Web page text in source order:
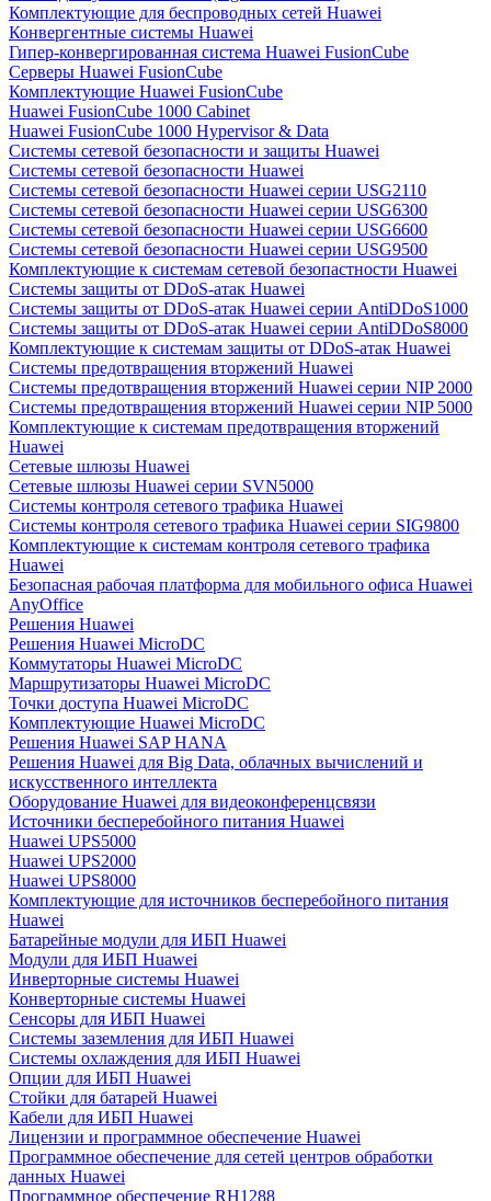
Комплектующие для беспроводных сетей Huawei
Конвергентные системы Huawei
Гипер-конвергированная система Huawei FusionCube
Серверы Huawei FusionCube
Комплектующие Huawei FusionCube
Huawei FusionCube 1000 Cabinet
Huawei FusionCube 1000 Hypervisor & Data
Системы сетевой безопасности и защиты Huawei
Системы сетевой безопасности Huawei
Системы сетевой безопасности Huawei серии USG2110
Системы сетевой безопасности Huawei серии USG6300
Системы сетевой безопасности Huawei серии USG6600
Системы сетевой безопасности Huawei серии USG9500
Комплектующие к системам сетевой безопастности Huawei
Системы защиты от DDoS-атак Huawei
Системы защиты от DDoS-атак Huawei серии AntiDDoS1000
Системы защиты от DDoS-атак Huawei серии AntiDDoS8000
Комплектующие к системам защиты от DDoS-атак Huawei
Системы предотвращения вторжений Huawei
Системы предотвращения вторжений Huawei серии NIP 2000
Системы предотвращения вторжений Huawei серии NIP 5000
Комплектующие к системам предотвращения вторжений
Huawei
Сетевые шлюзы Huawei
Сетевые шлюзы Huawei серии SVN5000
Системы контроля сетевого трафика Huawei
Системы контроля сетевого трафика Huawei серии SIG9800
Комплектующие к системам контроля сетевого трафика
Huawei
Безопасная рабочая платформа для мобильного офиса Huawei
AnyOffice
Решения Huawei
Решения Huawei MicroDC
Коммутаторы Huawei MicroDC
Маршрутизаторы Huawei MicroDC
Точки доступа Huawei MicroDC
Комплектующие Huawei MicroDC
Решения Huawei SAP HANA
Решения Huawei для Big Data, облачных вычислений и
искусственного интеллекта
Оборудование Huawei для видеоконференцсвязи
Источники бесперебойного питания Huawei
Huawei UPS5000
Huawei UPS2000
Huawei UPS8000
Комплектующие для источников бесперебойного питания
Huawei
Батарейные модули для ИБП Huawei
Модули для ИБП Huawei
Инверторные системы Huawei
Конверторные системы Huawei
Сенсоры для ИБП Huawei
Системы заземления для ИБП Huawei
Системы охлаждения для ИБП Huawei
Опции для ИБП Huawei
Стойки для батарей Huawei
Кабели для ИБП Huawei
Лицензии и программное обеспечение Huawei
Программное обеспечение для сетей центров обработки
данных Huawei
Программное обеспечение RH1288